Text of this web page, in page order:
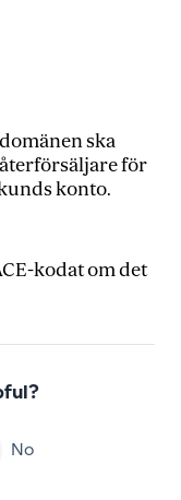
ska
för
konto.
kodat om det
No